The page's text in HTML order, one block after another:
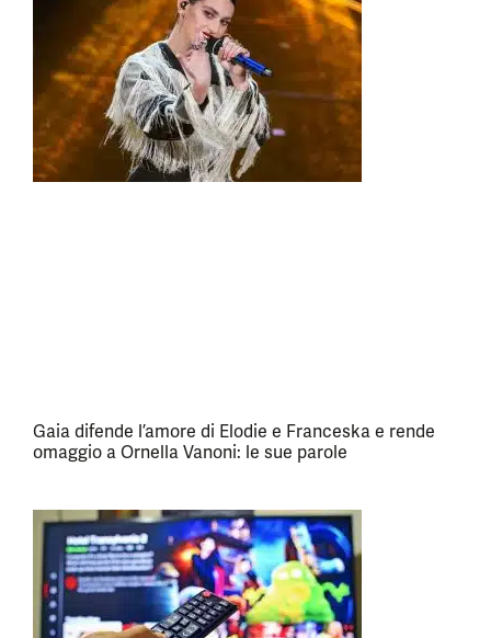
Gaia difende l’amore di Elodie e Franceska e rende
omaggio a Ornella Vanoni: le sue parole